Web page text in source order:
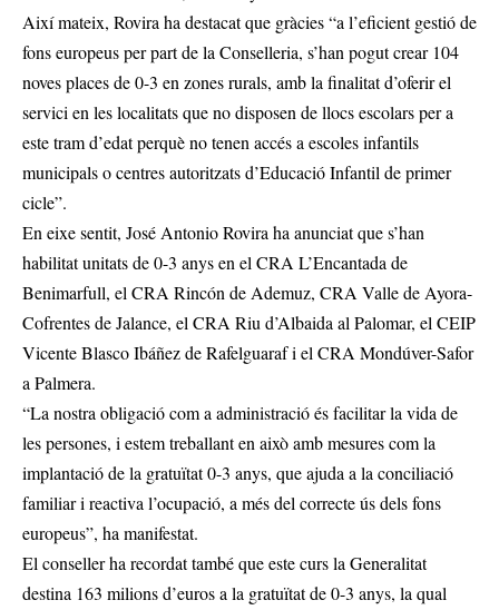
Així mateix, Rovira ha destacat que gràcies “a l’eficient gestió de
fons europeus per part de la Conselleria, s’han pogut crear 104
noves places de 0-3 en zones rurals, amb la finalitat d’oferir el
servici en les localitats que no disposen de llocs escolars per a
este tram d’edat perquè no tenen accés a escoles infantils
municipals o centres autoritzats d’Educació Infantil de primer
cicle”.
En eixe sentit, José Antonio Rovira ha anunciat que s’han
habilitat unitats de 0-3 anys en el CRA L’Encantada de
Benimarfull, el CRA Rincón de Ademuz, CRA Valle de Ayora-
Cofrentes de Jalance, el CRA Riu d’Albaida al Palomar, el CEIP
Vicente Blasco Ibáñez de Rafelguaraf i el CRA Mondúver-Safor
a Palmera.
“La nostra obligació com a administració és facilitar la vida de
les persones, i estem treballant en això amb mesures com la
implantació de la gratuïtat 0-3 anys, que ajuda a la conciliació
familiar i reactiva l’ocupació, a més del correcte ús dels fons
europeus”, ha manifestat.
El conseller ha recordat també que este curs la Generalitat
destina 163 milions d’euros a la gratuïtat de 0-3 anys, la qual